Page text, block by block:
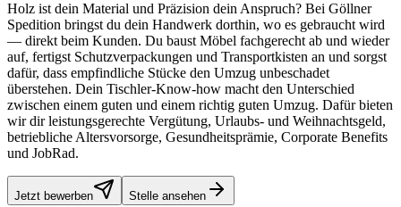
Holz ist dein Material und Präzision dein Anspruch? Bei Göllner
Spedition bringst du dein Handwerk dorthin, wo es gebraucht wird
— direkt beim Kunden. Du baust Möbel fachgerecht ab und wieder
auf, fertigst Schutzverpackungen und Transportkisten an und sorgst
dafür, dass empfindliche Stücke den Umzug unbeschadet
überstehen. Dein Tischler-Know-how macht den Unterschied
zwischen einem guten und einem richtig guten Umzug. Dafür bieten
wir dir leistungsgerechte Vergütung, Urlaubs- und Weihnachtsgeld,
betriebliche Altersvorsorge, Gesundheitsprämie, Corporate Benefits
und JobRad.
Jetzt bewerben Stelle ansehen